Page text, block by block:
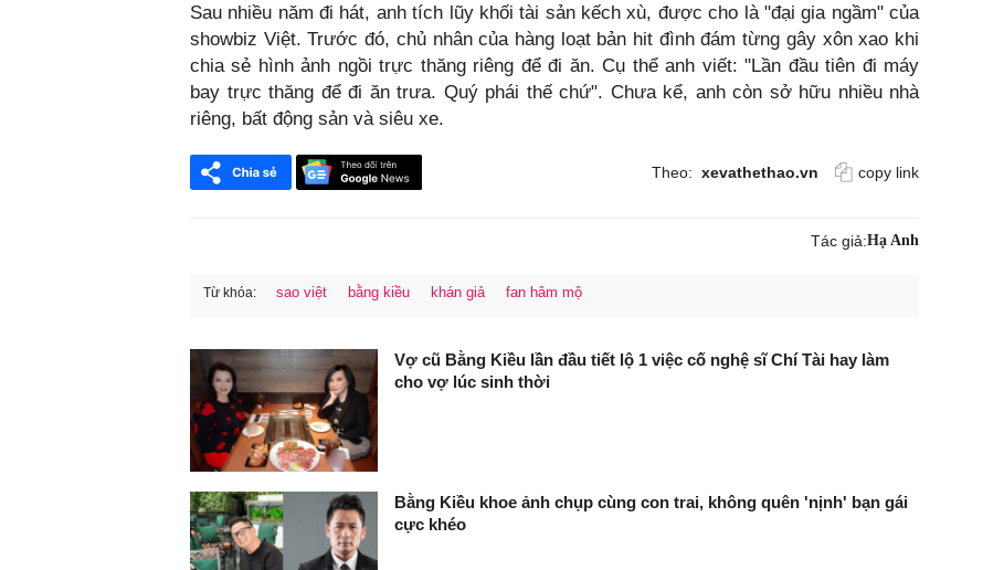
Sau nhiều năm đi hát, anh tích lũy khối tài sản kếch xù, được cho là "đại gia ngầm" của
showbiz Việt. Trước đó, chủ nhân của hàng loạt bản hit đình đám từng gây xôn xao khi
chia sẻ hình ảnh ngồi trực thăng riêng để đi ăn. Cụ thể anh viết: "Lần đầu tiên đi máy
bay trực thăng để đi ăn trưa. Quý phái thế chứ". Chưa kể, anh còn sở hữu nhiều nhà
riêng, bất động sản và siêu xe.
Theo: xevathethao.vn copy link
Tác giả:Hạ Anh
Từ khóa: sao việt bằng kiều khán giả fan hâm mộ
Vợ cũ Bằng Kiều lần đầu tiết lộ 1 việc cố nghệ sĩ Chí Tài hay làm
cho vợ lúc sinh thời
Bằng Kiều khoe ảnh chụp cùng con trai, không quên 'nịnh' bạn gái
cực khéo